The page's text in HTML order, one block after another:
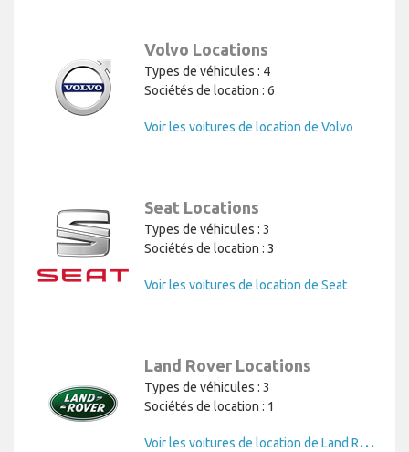
Volvo Locations
Types de véhicules : 4
Sociétés de location : 6
Voir les voitures de location de Volvo
Seat Locations
Types de véhicules : 3
Sociétés de location : 3
Voir les voitures de location de Seat
Land Rover Locations
Types de véhicules : 3
Sociétés de location : 1
V
oir les voitures de location de Land Rover